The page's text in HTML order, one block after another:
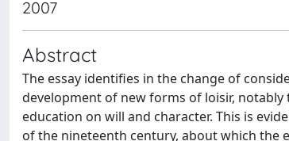
2007
Abstract
The essay identifies in the change of
development of new forms of loisir,
education on will and character. This is
of the nineteenth century, about which the